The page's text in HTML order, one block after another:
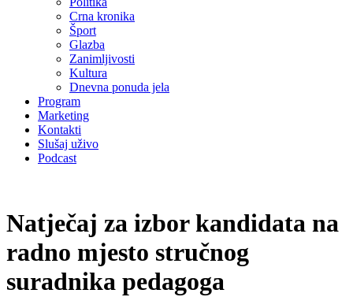
Crna kronika
Šport
Glazba
Zanimljivosti
Kultura
Dnevna ponuda jela
Program
Marketing
Kontakti
Slušaj uživo
Podcast
Natječaj za izbor kandidata na
radno mjesto stručnog
suradnika pedagoga